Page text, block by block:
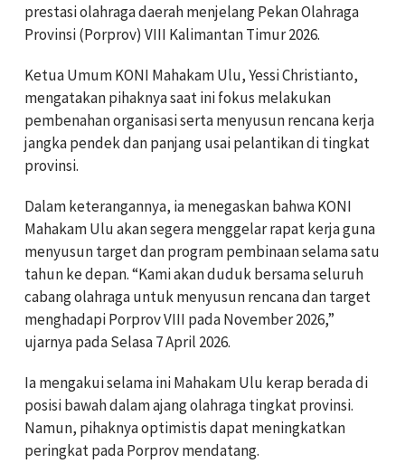
prestasi olahraga daerah menjelang Pekan Olahraga
Provinsi (Porprov) VIII Kalimantan Timur 2026.
Ketua Umum KONI Mahakam Ulu, Yessi Christianto,
mengatakan pihaknya saat ini fokus melakukan
pembenahan organisasi serta menyusun rencana kerja
jangka pendek dan panjang usai pelantikan di tingkat
provinsi.
Dalam keterangannya, ia menegaskan bahwa KONI
Mahakam Ulu akan segera menggelar rapat kerja guna
menyusun target dan program pembinaan selama satu
tahun ke depan. “Kami akan duduk bersama seluruh
cabang olahraga untuk menyusun rencana dan target
menghadapi Porprov VIII pada November 2026,”
ujarnya pada Selasa 7 April 2026.
Ia mengakui selama ini Mahakam Ulu kerap berada di
posisi bawah dalam ajang olahraga tingkat provinsi.
Namun, pihaknya optimistis dapat meningkatkan
peringkat pada Porprov mendatang.